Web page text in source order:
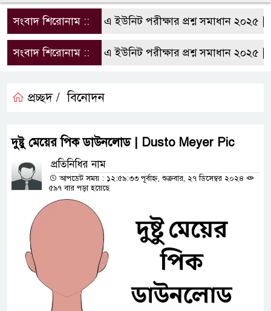
সংবাদ শিরোনাম ::রাবি এ ইউনিট পরীক্ষার প্রশ্ন সমাধান ২০২৫ |
সংবাদ শিরোনাম ::রাবি এ ইউনিট পরীক্ষার প্রশ্ন সমাধান ২০২৫ |
প্রচ্ছদ / বিনোদন
দুষ্টু মেয়ের পিক ডাউনলোড | Dusto Meyer Pic
প্রতিনিধির নাম
আপডেট সময় : ১২:৫৯:৩৩ পূর্বাহ্ন, শুক্রবার, ২৭ ডিসেম্বর ২০২৪
৫৯৭ বার পড়া হয়েছে